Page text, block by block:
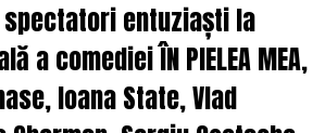
spectatori entuziaști la
a comediei ÎN PIELEA MEA,
Ioana State, Vlad